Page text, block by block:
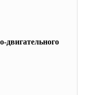
двигательного